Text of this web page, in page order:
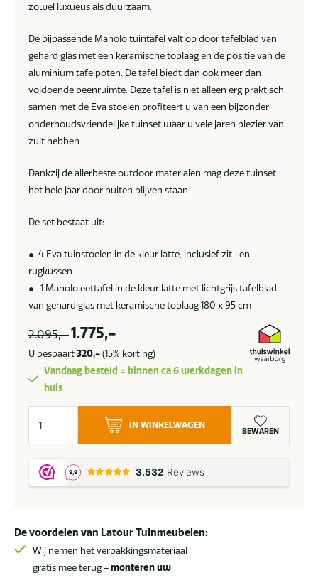
zowel luxueus als duurzaam.
De bijpassende Manolo tuintafel valt op door tafelblad van
gehard glas met een keramische toplaag en de positie van de
aluminium tafelpoten. De tafel biedt dan ook meer dan
voldoende beenruimte. Deze tafel is niet alleen erg praktisch,
samen met de Eva stoelen profiteert u van een bijzonder
onderhoudsvriendelijke tuinset waar u vele jaren plezier van
zult hebben.
Dankzij de allerbeste outdoor materialen mag deze tuinset
het hele jaar door buiten blijven staan.
De set bestaat uit:
● 4 Eva tuinstoelen in de kleur latte, inclusief zit- en
rugkussen
● 1 Manolo eettafel in de kleur latte met lichtgrijs tafelblad
van gehard glas met keramische toplaag 180 x 95 cm
2.095,- 1.775,-
U bespaart320,-(15% korting)
Vandaag besteld = binnen ca 6 werkdagen in
huis
4
Seasons
Eva
met
Manolo
tafel
IN WINKELWAGEN
BEWAREN
De voordelen van Latour Tuinmeubelen:
Wij nemen het verpakkingsmateriaal
gratis mee terug +monteren uw